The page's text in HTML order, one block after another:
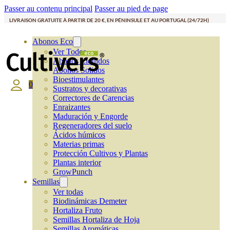
Passer au contenu principal Passer au pied de page
LIVRAISON GRATUITE À PARTIR DE 20 €, EN PÉNINSULE ET AU PORTUGAL (24/72H)
Abonos Eco
Ver Todos
Abonos Líquidos
Abonos Solidos
Bioestimulantes
Sustratos y decorativas
Correctores de Carencias
Enraizantes
Maduración y Engorde
Regeneradores del suelo
Ácidos húmicos
Materias primas
Protección Cultivos y Plantas
Plantas interior
GrowPunch
Semillas
Ver todas
Biodinámicas Demeter
Hortaliza Fruto
Semillas Hortaliza de Hoja
0